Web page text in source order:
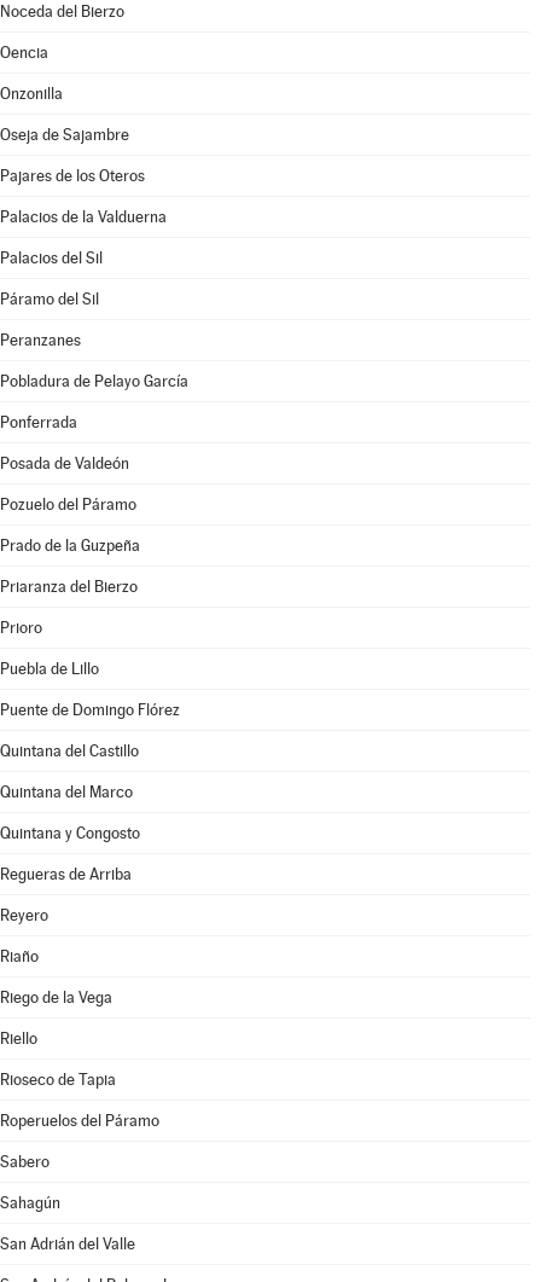
Noceda del Bierzo
Oencia
Onzonilla
Oseja de Sajambre
Pajares de los Oteros
Palacios de la Valduerna
Palacios del Sil
Páramo del Sil
Peranzanes
Pobladura de Pelayo García
Ponferrada
Posada de Valdeón
Pozuelo del Páramo
Prado de la Guzpeña
Priaranza del Bierzo
Prioro
Puebla de Lillo
Puente de Domingo Flórez
Quintana del Castillo
Quintana del Marco
Quintana y Congosto
Regueras de Arriba
Reyero
Riaño
Riego de la Vega
Riello
Rioseco de Tapia
Roperuelos del Páramo
Sabero
Sahagún
San Adrián del Valle